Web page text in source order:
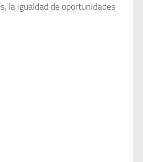
la igualdad de oportunidades